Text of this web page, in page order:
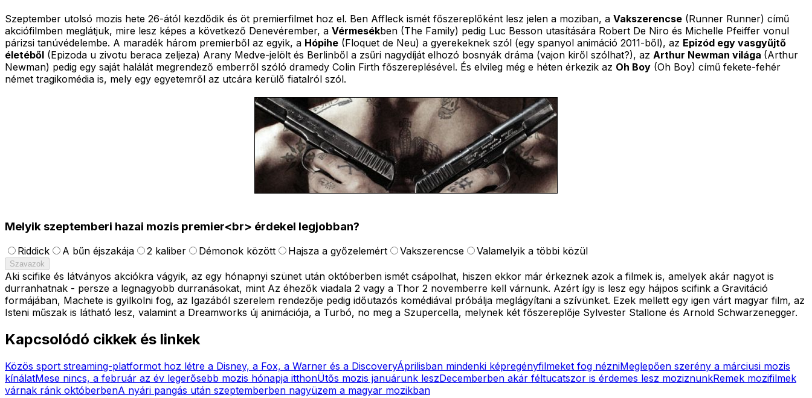
Szeptember utolsó mozis hete 26-ától kezdődik és öt premierfilmet hoz el. Ben Affleck ismét főszereplőként lesz jelen a moziban, a Vakszerencse (Runner Runner) című
akciófilmben meglátjuk, mire lesz képes a következő Denevérember, a Vérmesékben (The Family) pedig Luc Besson utasítására Robert De Niro és Michelle Pfeiffer vonul
párizsi tanúvédelembe. A maradék három premierből az egyik, a Hópihe (Floquet de Neu) a gyerekeknek szól (egy spanyol animáció 2011-ből), az Epizód egy vasgyűjtő
életéből (Epizoda u zivotu beraca zeljeza) Arany Medve-jelölt és Berlinből a zsűri nagydíját elhozó bosnyák dráma (vajon kiről szólhat?), az Arthur Newman világa (Arthur
Newman) pedig egy saját halálát megrendező emberről szóló dramedy Colin Firth főszereplésével. És elvileg még e héten érkezik az Oh Boy (Oh Boy) című fekete-fehér
német tragikomédia is, mely egy egyetemről az utcára kerülő fiatalról szól.
Melyik szeptemberi hazai mozis premier<br> érdekel legjobban?
Riddick A bűn éjszakája 2 kaliber Démonok között Hajsza a győzelemért Vakszerencse Valamelyik a többi közül
Szavazok
Aki scifike és látványos akciókra vágyik, az egy hónapnyi szünet után októberben ismét csápolhat, hiszen ekkor már érkeznek azok a filmek is, amelyek akár nagyot is
durranhatnak - persze a legnagyobb durranásokat, mint Az éhezők viadala 2 vagy a Thor 2 novemberre kell várnunk. Azért így is lesz egy hájpos scifink a Gravitáció
formájában, Machete is gyilkolni fog, az Igazából szerelem rendezője pedig időutazós komédiával próbálja meglágyítani a szívünket. Ezek mellett egy igen várt magyar film, az
Isteni műszak is látható lesz, valamint a Dreamworks új animációja, a Turbó, no meg a Szupercella, melynek két főszereplője Sylvester Stallone és Arnold Schwarzenegger.
Kapcsolódó cikkek és linkek
Közös sport streaming-platformot hoz létre a Disney, a Fox, a Warner és a DiscoveryÁprilisban mindenki képregényfilmeket fog nézniMeglepően szerény a márciusi mozis
kínálatMese nincs, a február az év legerősebb mozis hónapja itthonÜtős mozis januárunk leszDecemberben akár féltucatszor is érdemes lesz moziznunkRemek mozifilmek
várnak ránk októberbenA nyári pangás után szeptemberben nagyüzem a magyar mozikban